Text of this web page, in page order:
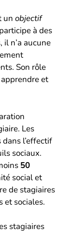
un objectif
à des
n’a aucune
Son rôle
et
Les
l’effectif
sociaux.
50
social et
de stagiaires
et sociales.
stagiaires